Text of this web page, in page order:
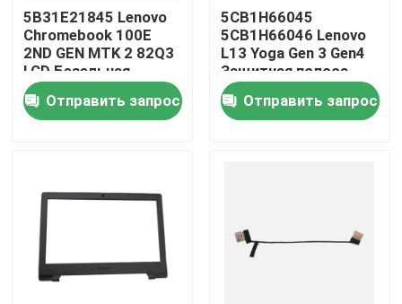
Путешествие фабрики
Проверка качества
Свяжитесь мы
Замена экрана Lenovo LCD
5B31E21845 Lenovo
Chromebook 100E
2ND GEN MTK 2 82Q3
LCD Безельная
крышка Черная
Отправить запрос
5CB1H66045
5CB1H66046 Lenovo
L13 Yoga Gen 3 Gen4
Защитная полоса
крышки шарнира
ЖК-дисплея
Отправить запрос